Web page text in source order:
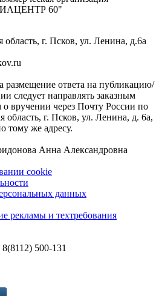
60"
г. Псков, ул. Ленина, д.6а
ответа на публикацию/
следует направлять заказным
вручении через Почту России по
область, г. Псков, ул. Ленина, д. 6а,
тому же адресу.
Анна Александровна
cookie
данных
рекламы и техтребования
500-131